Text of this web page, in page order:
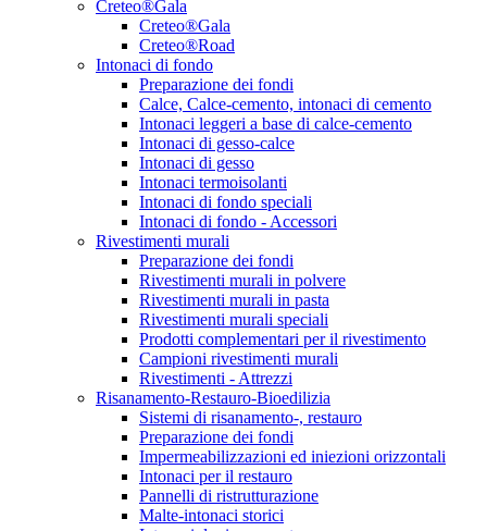
Creteo®Gala
Creteo®Gala
Creteo®Road
Intonaci di fondo
Preparazione dei fondi
Calce, Calce-cemento, intonaci di cemento
Intonaci leggeri a base di calce-cemento
Intonaci di gesso-calce
Intonaci di gesso
Intonaci termoisolanti
Intonaci di fondo speciali
Intonaci di fondo - Accessori
Rivestimenti murali
Preparazione dei fondi
Rivestimenti murali in polvere
Rivestimenti murali in pasta
Rivestimenti murali speciali
Prodotti complementari per il rivestimento
Campioni rivestimenti murali
Rivestimenti - Attrezzi
Risanamento-Restauro-Bioedilizia
Sistemi di risanamento-, restauro
Preparazione dei fondi
Impermeabilizzazioni ed iniezioni orizzontali
Intonaci per il restauro
Pannelli di ristrutturazione
Malte-intonaci storici